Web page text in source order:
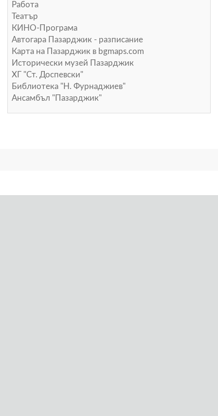
Работа
Театър
КИНО-Програма
Автогара Пазарджик - разписание
Карта на Пазарджик в bgmaps.com
Исторически музей Пазарджик
ХГ "Ст. Доспевски"
Библиотека "Н. Фурнаджиев"
Ансамбъл "Пазарджик"